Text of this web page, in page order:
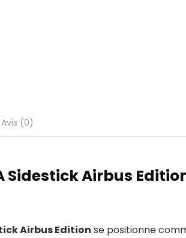
Avis (0)
Airbus
Airbus Edition se positionne